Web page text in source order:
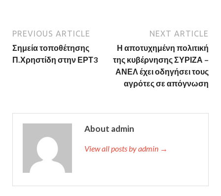
PREVIOUS ARTICLE
Σημεία τοποθέτησης
Π.Χρηστίδη στην ΕΡΤ3
NEXT ARTICLE
Η αποτυχημένη πολιτική
της κυβέρνησης ΣΥΡΙΖΑ –
ΑΝΕΛ έχει οδηγήσει τους
αγρότες σε απόγνωση
About admin
View all posts by admin →